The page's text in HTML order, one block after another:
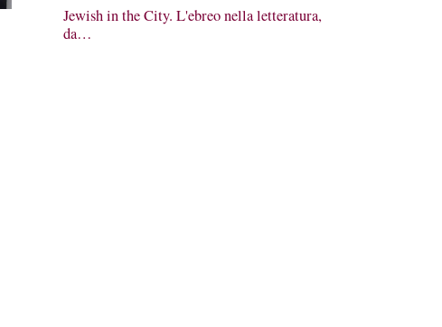
Jewish in the City. L'ebreo nella letteratura,
da…